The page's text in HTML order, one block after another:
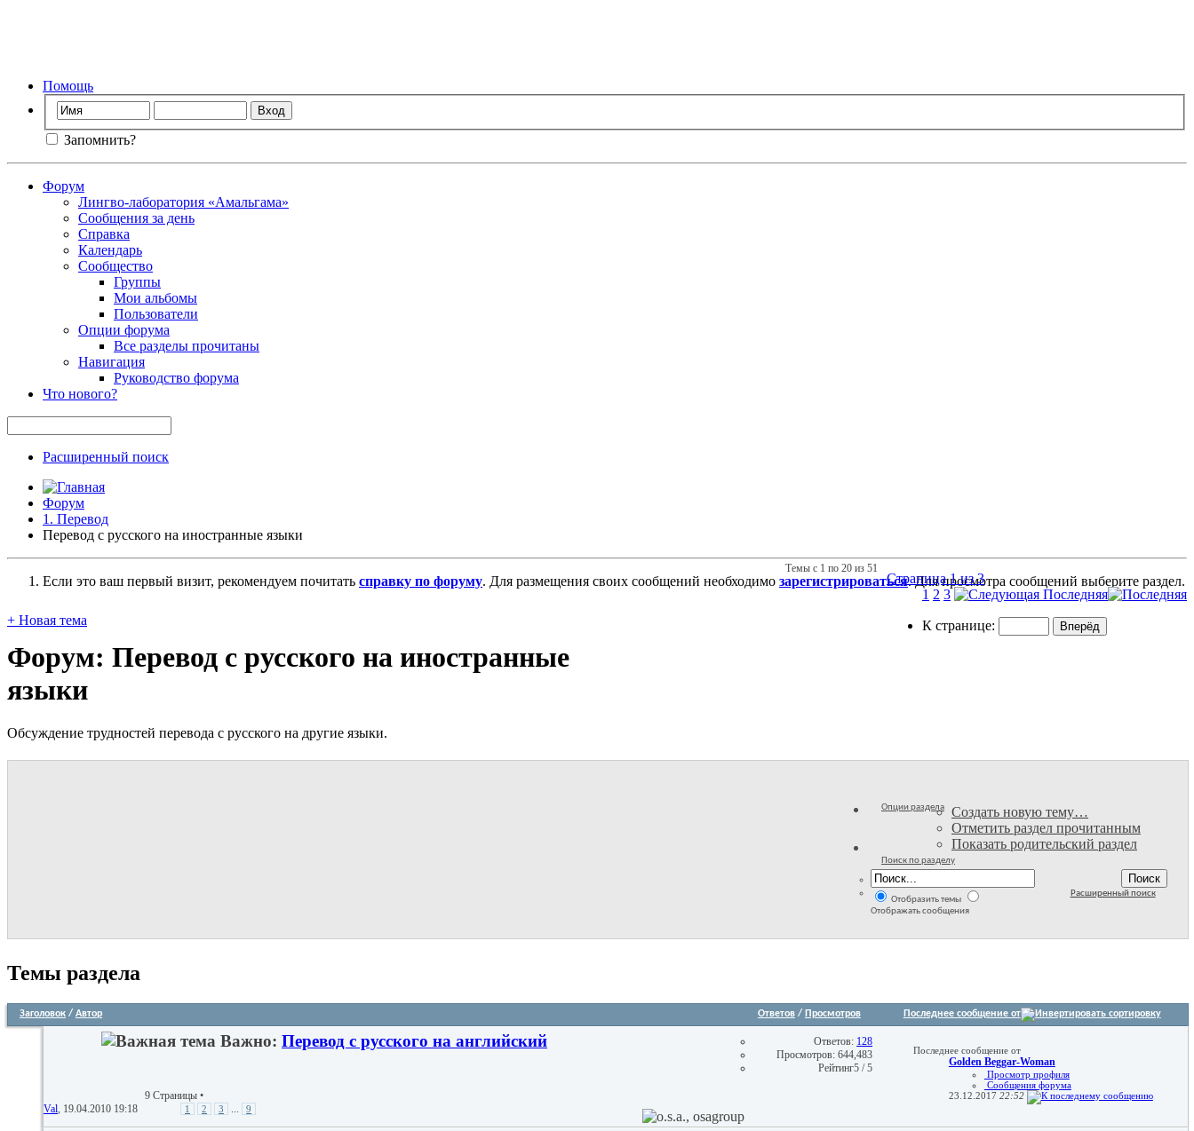
Помощь
Запомнить?
Форум
Лингво-лаборатория «Амальгама»
Сообщения за день
Справка
Календарь
Сообщество
Группы
Мои альбомы
Пользователи
Опции форума
Все разделы прочитаны
Навигация
Руководство форума
Что нового?
Расширенный поиск
Форум
1. Перевод
Перевод с русского на иностранные языки
Если это ваш первый визит, рекомендуем почитать справку по форуму. Для размещения своих сообщений необходимо зарегистрироваться. Для просмотра сообщений выберите раздел.
+ Новая тема
Страница 1 из 3
1 2 3 Последняя
К странице:
Темы с 1 по 20 из 51
Форум: Перевод с русского на иностранные
языки
Обсуждение трудностей перевода с русского на другие языки.
Опции раздела
Создать новую тему…
Отметить раздел прочитанным
Показать родительский раздел
Поиск по разделу
Отобразить темы
Отображать сообщения
Расширенный поиск
Темы раздела
Заголовок / Автор Ответов/ Просмотров Последнее сообщение от
Важно: Перевод с русского на английский
Val , 19.04.2010 19:18
9 Страницы •
1 2 3 9
Ответов: 128
Просмотров: 644,483
Рейтинг5 / 5
Последнее сообщение от
Golden Beggar-Woman
Просмотр профиля
Сообщения форума
23.12.2017 22:52